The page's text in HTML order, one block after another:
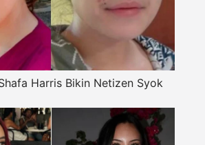
Harris Bikin Netizen Syok